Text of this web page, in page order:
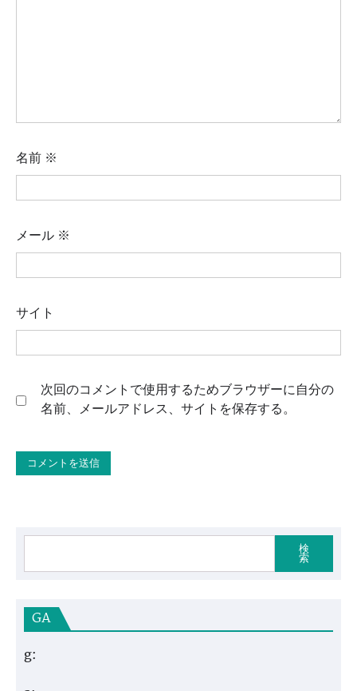
名前 ※
メール ※
サイト
次回のコメントで使用するためブラウザーに自分の
名前、メールアドレス、サイトを保存する。
検
索
GA
g: